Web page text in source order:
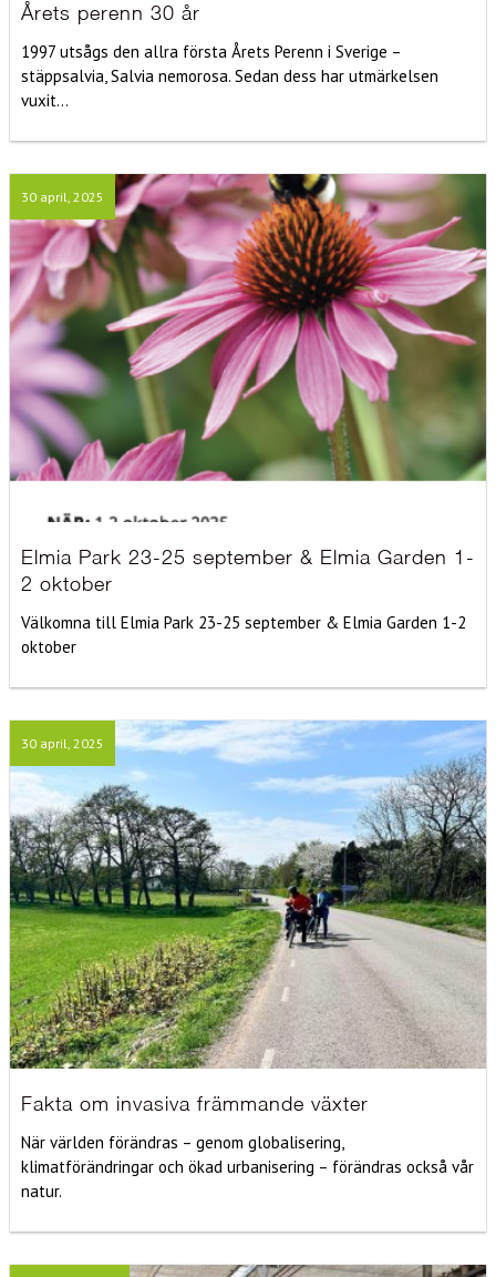
Årets perenn 30 år
1997 utsågs den allra första Årets Perenn i Sverige –
stäppsalvia, Salvia nemorosa. Sedan dess har utmärkelsen
vuxit...
30 april, 2025
Elmia Park 23-25 september & Elmia Garden 1-
2 oktober
Välkomna till Elmia Park 23-25 september & Elmia Garden 1-2
oktober
30 april, 2025
Fakta om invasiva främmande växter
När världen förändras – genom globalisering,
klimatförändringar och ökad urbanisering – förändras också vår
natur.